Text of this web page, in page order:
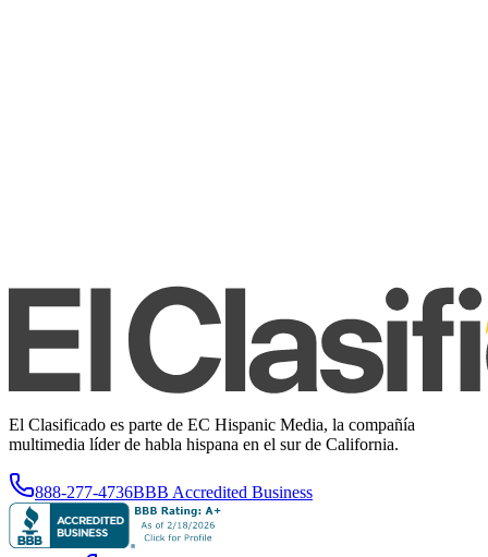
El Clasificado es parte de EC Hispanic Media, la compañía
multimedia líder de habla hispana en el sur de California.
888-277-4736BBB Accredited Business